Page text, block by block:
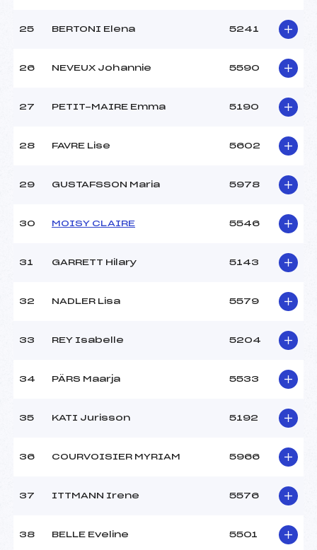
25 BERTONI Elena 5241
26 NEVEUX Johannie 5590
27 PETIT-MAIRE Emma 5190
28 FAVRE Lise 5602
29 GUSTAFSSON Maria 5978
30 MOISY CLAIRE 5546
31 GARRETT Hilary 5143
32 NADLER Lisa 5579
33 REY Isabelle 5204
34 PÄRS Maarja 5533
35 KATI Jurisson 5192
36 COURVOISIER MYRIAM 5966
37 ITTMANN Irene 5576
38 BELLE Eveline 5501